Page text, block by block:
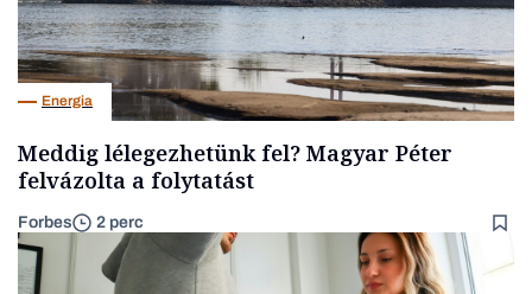
Energia
Meddig lélegezhetünk fel? Magyar Péter
felvázolta a folytatást
Forbes 2 perc